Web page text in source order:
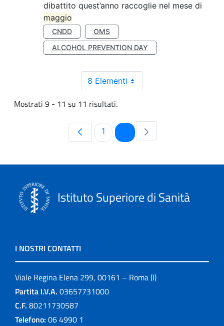
dibattito quest’anno raccoglie nel mese di
maggio
CNDD
OMS
ALCOHOL PREVENTION DAY
8 Elementi
Mostrati 9 - 11 su 11 risultati.
Pagina
1 Pagina
Istituto Superiore di Sanità
I NOSTRI CONTATTI
Viale Regina Elena 299, 00161 – Roma (I)
Partita I.V.A. 03657731000
C.F. 80211730587
Telefono: 06 4990 1